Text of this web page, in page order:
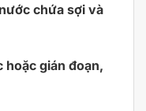
chứa sợi và
hoặc gián đoạn,